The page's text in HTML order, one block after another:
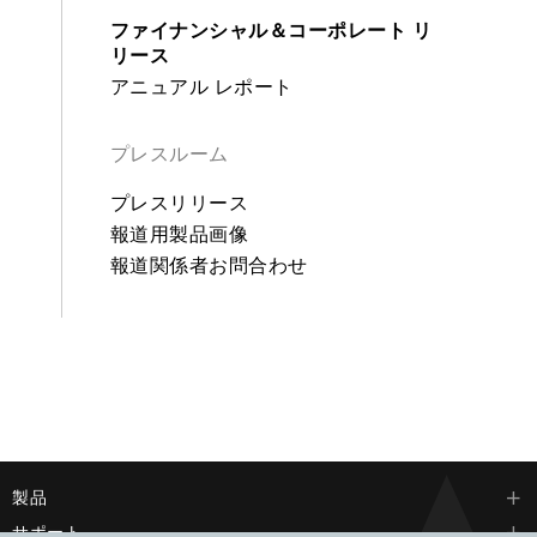
ファイナンシャル＆コーポレート リ
リース
アニュアル レポート
プレスルーム
プレスリリース
報道用製品画像
報道関係者お問合わせ
製品
サポート